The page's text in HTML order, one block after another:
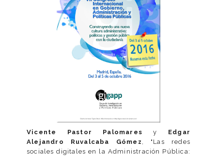
Vicente Pastor Palomaresy Edgar
Alejandro Ruvalcaba Gómez , "Las redes
sociales digitales en la Administración Pública: